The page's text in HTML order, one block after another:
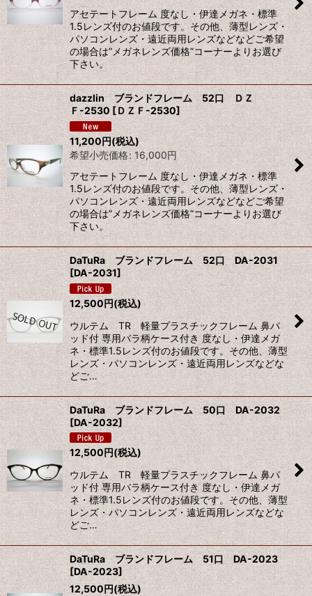
アセテートフレーム 度なし・伊達メガネ・標準
1.5レンズ付のお値段です。その他、薄型レンズ・
パソコンレンズ・遠近両用レンズなどなどご希望
の場合は”メガネレンズ価格”コーナーよりお選び
下さい。
dazzlin ブランドフレーム 52口 ＤＺ
Ｆ-2530 [ＤＺＦ-2530]
11,200円(税込)
希望小売価格: 16,000円
アセテートフレーム 度なし・伊達メガネ・標準
1.5レンズ付のお値段です。その他、薄型レンズ・
パソコンレンズ・遠近両用レンズなどなどご希望
の場合は”メガネレンズ価格”コーナーよりお選び
下さい。
DaTuRa ブランドフレーム 52口 DA-2031
[DA-2031]
12,500円(税込)
ウルテム TR 軽量プラスチックフレーム 鼻パ
ッド付 専用バラ柄ケース付き 度なし・伊達メガ
ネ・標準1.5レンズ付のお値段です。その他、薄型
レンズ・パソコンレンズ・遠近両用レンズなどな
どご…
DaTuRa ブランドフレーム 50口 DA-2032
[DA-2032]
12,500円(税込)
ウルテム TR 軽量プラスチックフレーム 鼻パ
ッド付 専用バラ柄ケース付き 度なし・伊達メガ
ネ・標準1.5レンズ付のお値段です。その他、薄型
レンズ・パソコンレンズ・遠近両用レンズなどな
どご…
DaTuRa ブランドフレーム 51口 DA-2023
[DA-2023]
12,500円(税込)